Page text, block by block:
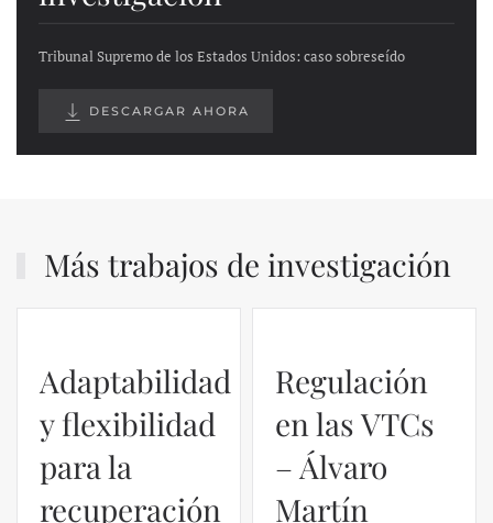
Tribunal Supremo de los Estados Unidos: caso sobreseído
DESCARGAR AHORA
Más trabajos de investigación
Regulación
en las VTCs
– Álvaro
Martín
El caso de